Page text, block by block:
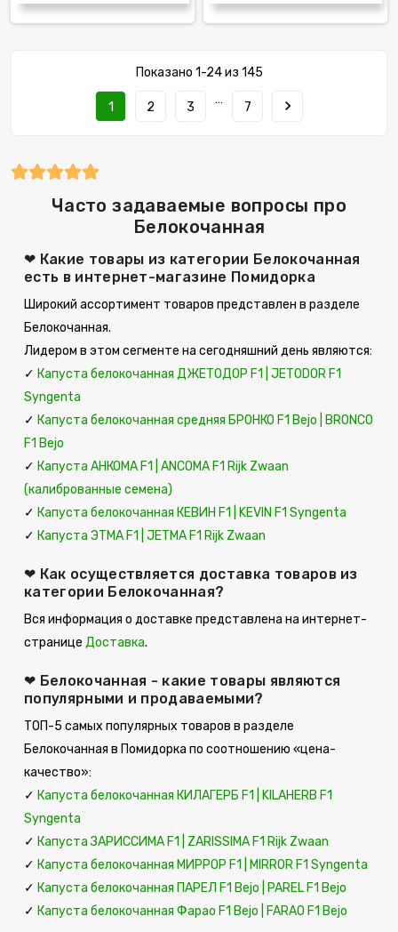
Показано 1-24 из 145
1 2 3
…
7 navigate_next
Часто задаваемые вопросы про
Белокочанная
❤ Какие товары из категории Белокочанная
есть в интернет-магазине Помидорка
Широкий ассортимент товаров представлен в разделе
Белокочанная.
Лидером в этом сегменте на сегодняшний день являются:
✓ Капуста белокочанная ДЖЕТОДОР F1 | JETODOR F1
Syngenta
✓ Капуста белокочанная средняя БРОНКО F1 Bejo | BRONCO
F1 Bejo
✓ Капуста АНКОМА F1 | ANCOMA F1 Rijk Zwaan
(калиброванные семена)
✓ Капуста белокочанная КЕВИН F1 | KEVIN F1 Syngenta
✓ Капуста ЭТМА F1 | JETMA F1 Rijk Zwaan
❤ Как осуществляется доставка товаров из
категории Белокочанная?
Вся информация о доставке представлена на интернет-
странице Доставка.
❤ Белокочанная - какие товары являются
популярными и продаваемыми?
ТОП-5 самых популярных товаров в разделе
Белокочанная в Помидорка по соотношению «цена-
качество»:
✓ Капуста белокочанная КИЛАГЕРБ F1 | KILAHERB F1
Syngenta
✓ Капуста ЗАРИССИМА F1 | ZARISSIMA F1 Rijk Zwaan
✓ Капуста белокочанная МИРРОР F1 | MIRROR F1 Syngenta
✓ Капуста белокочанная ПАРЕЛ F1 Bejo | PAREL F1 Bejo
✓ Капуста белокочанная Фарао F1 Bejo | FARAO F1 Bejo